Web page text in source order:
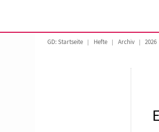
GD: Startseite Hefte Archiv 2026